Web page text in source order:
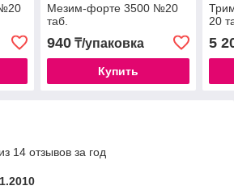
Мезим-форте 3500 №20
таб.
940₸/упаковка
Купить
20
5
14 отзывов за год